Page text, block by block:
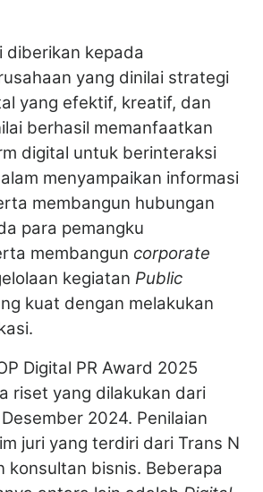
diberikan kepada
yang dinilai strategi
yang efektif, kreatif, dan
berhasil memanfaatkan
digital untuk berinteraksi
menyampaikan informasi
membangun hubungan
para pemangku
membangun corporate
kegiatan Public
kuat dengan melakukan
Digital PR Award 2025
riset yang dilakukan dari
2024. Penilaian
juri yang terdiri dari Trans N
konsultan bisnis. Beberapa